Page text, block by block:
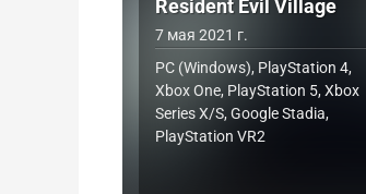
Resident Evil Village
7 мая 2021 г.
PC (Windows), PlayStation 4,
Xbox One, PlayStation 5, Xbox
Series X/S, Google Stadia,
PlayStation VR2